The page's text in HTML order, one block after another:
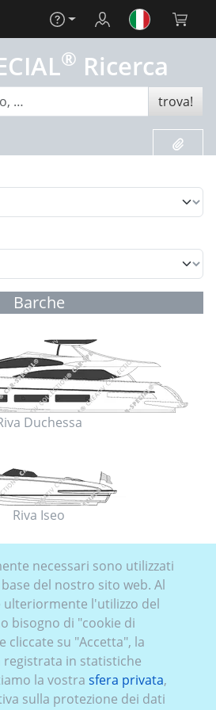
Aiuto Login Carrello
® Ricerca
trova!
Barche
Duchessa
Riva Iseo
Riva Rivale
necessari sono utilizzati
del nostro sito web. Al
l'utilizzo del
bisogno di "cookie di
cliccate su "Accetta", la
registrata in statistiche
la vostra sfera privata,
sulla protezione dei dati